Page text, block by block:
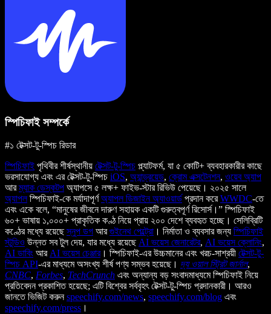
স্পিচিফাই সম্পর্কে
#১ টেক্সট-টু-স্পিচ রিডার
স্পিচিফাই পৃথিবীর শীর্ষস্থানীয় টেক্সট-টু-স্পিচ প্ল্যাটফর্ম, যা ৫ কোটি+ ব্যবহারকারীর কাছে
ভরসাযোগ্য এবং এর টেক্সট-টু-স্পিচ iOS, অ্যান্ড্রয়েড, ক্রোম এক্সটেনশন, ওয়েব অ্যাপ
আরম্যাক ডেস্কটপ অ্যাপসে ৫ লক্ষ+ ফাইভ-স্টার রিভিউ পেয়েছে। ২০২৫ সালে
অ্যাপলস্পিচিফাই-কে মর্যাদাপূর্ণঅ্যাপল ডিজাইন অ্যাওয়ার্ড প্রদান করেWWDC-তে
এবং একে বলে, “মানুষের জীবনে দারুণ সহায়ক একটি গুরুত্বপূর্ণ রিসোর্স।” স্পিচিফাই
৬০+ ভাষায় ১,০০০+ প্রাকৃতিক কণ্ঠ নিয়ে প্রায় ২০০ দেশে ব্যবহৃত হচ্ছে। সেলিব্রিটি
কণ্ঠের মধ্যে রয়েছেস্নুপ ডগ আরগুইনেথ পেল্ট্রো । নির্মাতা ও ব্যবসার জন্য স্পিচিফাই
স্টুডিও উন্নত সব টুল দেয়, যার মধ্যে রয়েছে AI ভয়েস জেনারেটর, AI ভয়েস ক্লোনিং,
AI ডাবিং আর AI ভয়েস চেঞ্জার। স্পিচিফাই-এর উচ্চমানের এবং খরচ-সাশ্রয়ী টেক্সট-টু-
স্পিচ API-এর মাধ্যমে অসংখ্য শীর্ষ পণ্য সম্ভব হয়েছে। দ্য ওয়াল স্ট্রিট জার্নাল,
CNBC, Forbes, TechCrunch এবং অন্যান্য বড় সংবাদমাধ্যমে স্পিচিফাই নিয়ে
প্রতিবেদন প্রকাশিত হয়েছে; এটি বিশ্বের সর্ববৃহৎ টেক্সট-টু-স্পিচ প্রদানকারী। আরও
জানতে ভিজিট করুনspeechify.com/news, speechify.com/blog এবং
speechify.com/press ।